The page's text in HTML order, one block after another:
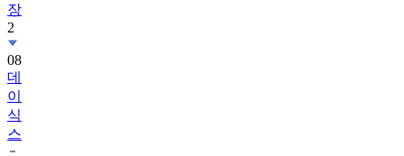
장
2
08
데
이
식
스